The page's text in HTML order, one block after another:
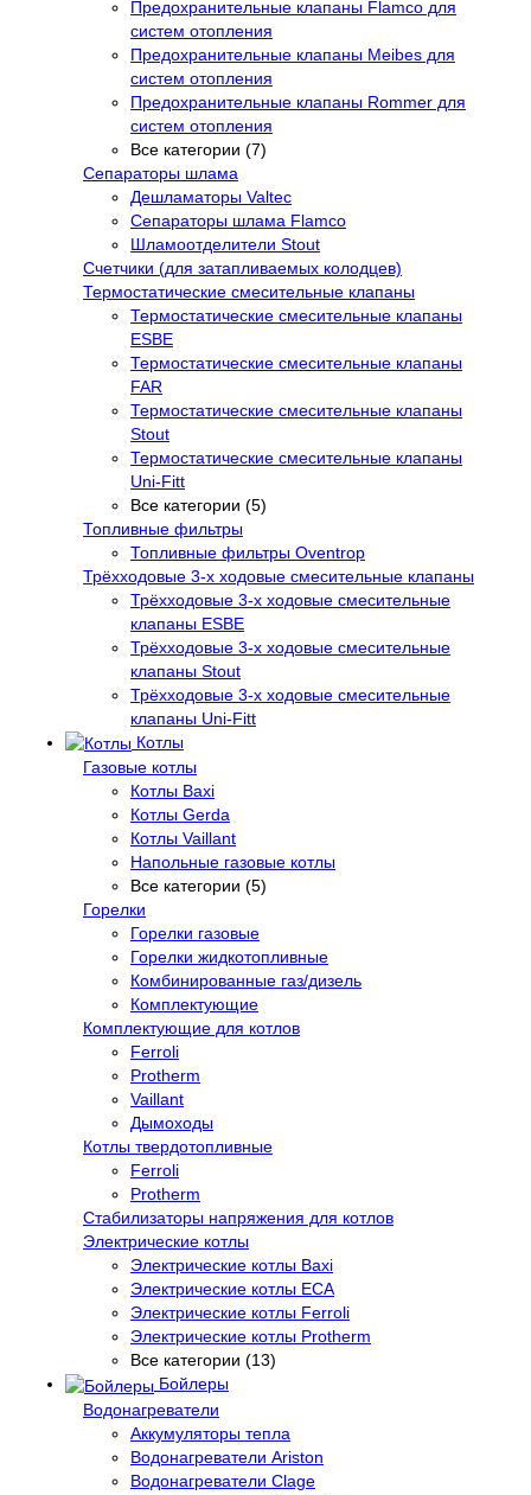
Предохранительные клапаны Flamco для
систем отопления
Предохранительные клапаны Meibes для
систем отопления
Предохранительные клапаны Rommer для
систем отопления
Все категории (7)
Сепараторы шлама
Дешламаторы Valtec
Сепараторы шлама Flamco
Шламоотделители Stout
Счетчики (для затапливаемых колодцев)
Термостатические смесительные клапаны
Термостатические смесительные клапаны
ESBE
Термостатические смесительные клапаны
FAR
Термостатические смесительные клапаны
Stout
Термостатические смесительные клапаны
Uni-Fitt
Все категории (5)
Топливные фильтры
Топливные фильтры Oventrop
Трёхходовые 3-х ходовые смесительные клапаны
Трёхходовые 3-х ходовые смесительные
клапаны ESBE
Трёхходовые 3-х ходовые смесительные
клапаны Stout
Трёхходовые 3-х ходовые смесительные
клапаны Uni-Fitt
Котлы
Газовые котлы
Котлы Baxi
Котлы Gerda
Котлы Vaillant
Напольные газовые котлы
Все категории (5)
Горелки
Горелки газовые
Горелки жидкотопливные
Комбинированные газ/дизель
Комплектующие
Комплектующие для котлов
Ferroli
Protherm
Vaillant
Дымоходы
Котлы твердотопливные
Ferroli
Protherm
Стабилизаторы напряжения для котлов
Электрические котлы
Электрические котлы Baxi
Электрические котлы ECA
Электрические котлы Ferroli
Электрические котлы Protherm
Все категории (13)
Бойлеры
Водонагреватели
Аккумуляторы тепла
Водонагреватели Ariston
Водонагреватели Clage